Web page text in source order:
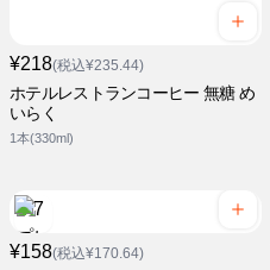
¥218(税込¥235.44)
ホテルレストランコーヒー 無糖 め
いらく
1本(330ml)
¥158(税込¥170.64)